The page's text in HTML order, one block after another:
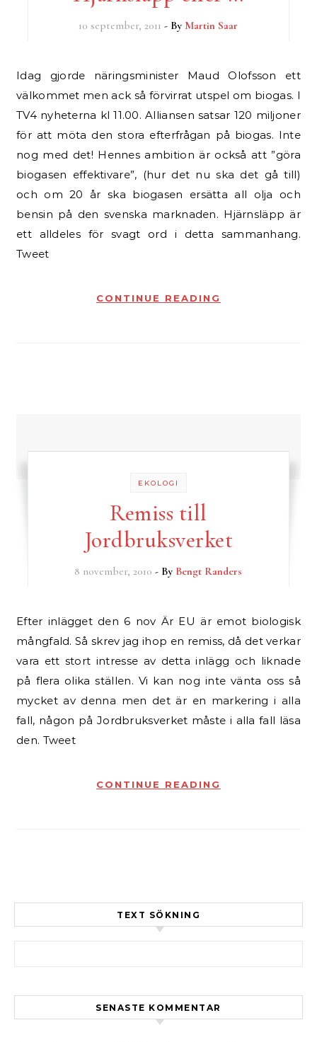
10 september, 2011 - By Martin Saar
Idag gjorde näringsminister Maud Olofsson ett
välkommet men ack så förvirrat utspel om biogas. I
TV4 nyheterna kl 11.00. Alliansen satsar 120 miljoner
för att möta den stora efterfrågan på biogas. Inte
nog med det! Hennes ambition är också att ”göra
biogasen effektivare”, (hur det nu ska det gå till)
och om 20 år ska biogasen ersätta all olja och
bensin på den svenska marknaden. Hjärnsläpp är
ett alldeles för svagt ord i detta sammanhang.
Tweet
CONTINUE READING
EKOLOGI
Remiss till
Jordbruksverket
8 november, 2010 - By Bengt Randers
Efter inlägget den 6 nov Är EU är emot biologisk
mångfald. Så skrev jag ihop en remiss, då det verkar
vara ett stort intresse av detta inlägg och liknade
på flera olika ställen. Vi kan nog inte vänta oss så
mycket av denna men det är en markering i alla
fall, någon på Jordbruksverket måste i alla fall läsa
den. Tweet
CONTINUE READING
TEXT SÖKNING
SENASTE KOMMENTAR